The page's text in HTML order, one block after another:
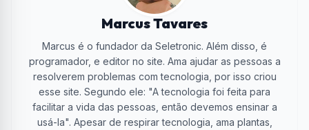
Marcus Tavares
Marcus é o fundador da Seletronic. Além disso, é
programador, e editor no site. Ama ajudar as pessoas a
resolverem problemas com tecnologia, por isso criou
esse site. Segundo ele: "A tecnologia foi feita para
facilitar a vida das pessoas, então devemos ensinar a
usá-la". Apesar de respirar tecnologia, ama plantas,